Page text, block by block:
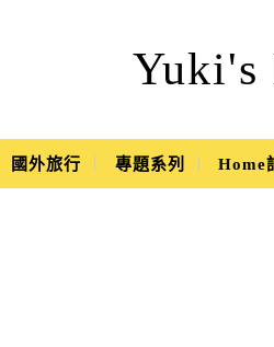
國外旅行 專題系列 Home